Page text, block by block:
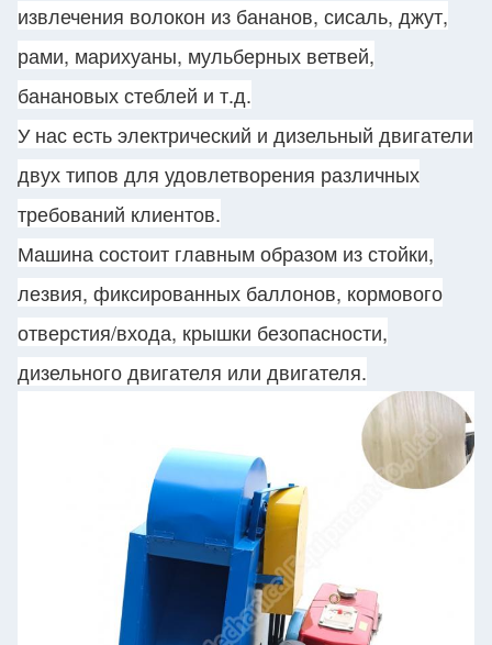
извлечения волокон из бананов, сисаль, джут,
рами, марихуаны, мульберных ветвей,
банановых стеблей и т.д.
У нас есть электрический и дизельный двигатели
двух типов для удовлетворения различных
требований клиентов.
Машина состоит главным образом из стойки,
лезвия, фиксированных баллонов, кормового
отверстия/входа, крышки безопасности,
дизельного двигателя или двигателя.